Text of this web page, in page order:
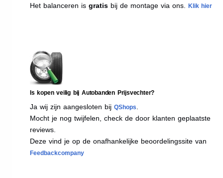
Het balanceren is gratis bij de montage via ons. Klik hier
Is kopen veilig bij Autobanden Prijsvechter?
Ja wij zijn aangesloten bij QShops
Mocht je nog twijfelen, check de door klanten geplaatste
reviews.
Deze vind je op de onafhankelijke beoordelingssite van
Feedbackcompany